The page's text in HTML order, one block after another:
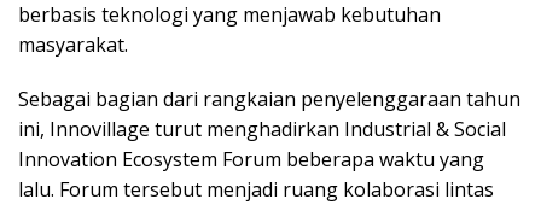
berbasis teknologi yang menjawab kebutuhan
masyarakat.
Sebagai bagian dari rangkaian penyelenggaraan tahun
ini, Innovillage turut menghadirkan Industrial & Social
Innovation Ecosystem Forum beberapa waktu yang
lalu. Forum tersebut menjadi ruang kolaborasi lintas